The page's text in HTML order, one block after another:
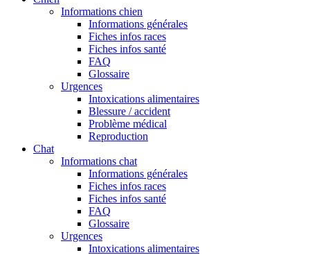
Informations chien
Informations générales
Fiches infos races
Fiches infos santé
FAQ
Glossaire
Urgences
Intoxications alimentaires
Blessure / accident
Problème médical
Reproduction
Chat
Informations chat
Informations générales
Fiches infos races
Fiches infos santé
FAQ
Glossaire
Urgences
Intoxications alimentaires